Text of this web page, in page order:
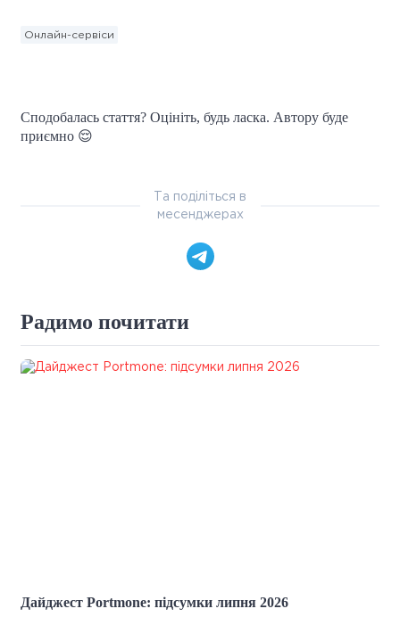
Онлайн-сервіси
Сподобалась стаття? Оцініть, будь ласка. Автору буде
приємно 😌
Та поділіться в
месенджерах
Радимо почитати
Дайджест Portmone: підсумки липня 2026